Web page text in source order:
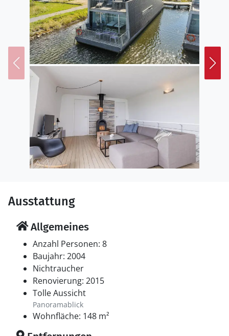
Ausstattung
Allgemeines
Anzahl Personen: 8
Baujahr: 2004
Nichtraucher
Renovierung: 2015
Tolle Aussicht
Panoramablick
Wohnfläche: 148 m²